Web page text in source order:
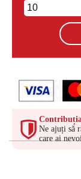
Ne ajuți să
care ai